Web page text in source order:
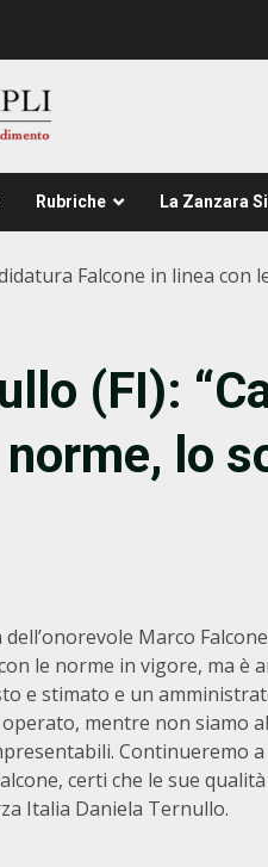
Rubriche La Zanzara
Falcone in linea
(FI):
lo
dell’onorevole Marco
le norme in vigore, ma
e stimato e un
mentre non siamo
Continueremo
certi che le sue
Italia Daniela Ternullo.